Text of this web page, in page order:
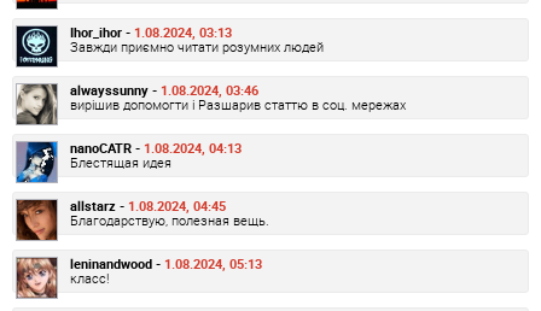
Ihor_ihor - 1.08.2024, 03:13
Завжди приємно читати розумних людей
alwayssunny - 1.08.2024, 03:46
вирішив допомогти і Разшарив статтю в соц. мережах
nanoCATR - 1.08.2024, 04:13
Блестящая идея
allstarz - 1.08.2024, 04:45
Благодарствую, полезная вещь.
leninandwood - 1.08.2024, 05:13
класс!